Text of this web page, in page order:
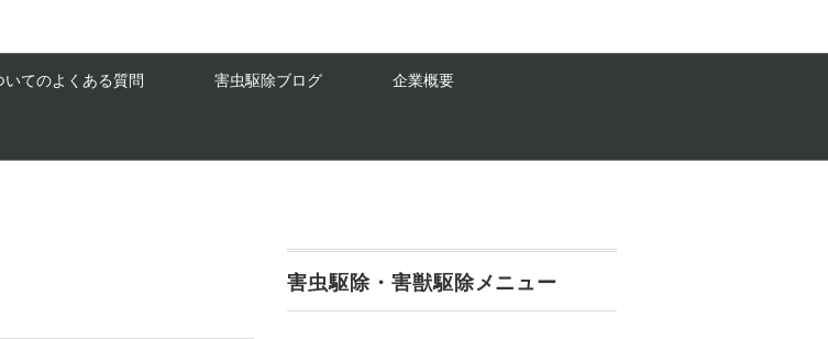
てのよくある質問 害虫駆除ブログ 企業概要
害虫駆除・害獣駆除メニュー